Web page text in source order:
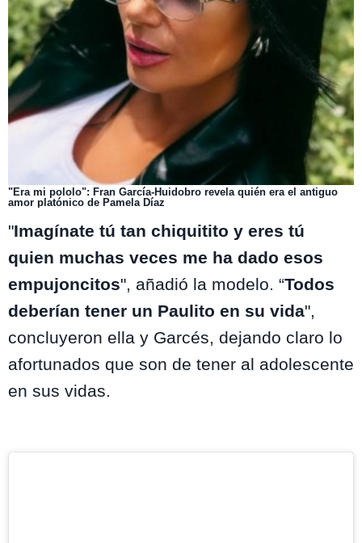
"Era mi pololo": Fran García-Huidobro revela quién era el antiguo
amor platónico de Pamela Díaz
"Imagínate tú tan chiquitito y eres tú
quien muchas veces me ha dado esos
empujoncitos", añadió la modelo. “Todos
deberían tener un Paulito en su vida",
concluyeron ella y Garcés, dejando claro lo
afortunados que son de tener al adolescente
en sus vidas.